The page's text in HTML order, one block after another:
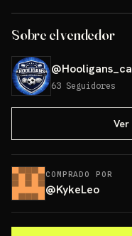
Sobre el vendedor
@
63 Seguidores
Ver
COMPRADO POR
@KykeLeo